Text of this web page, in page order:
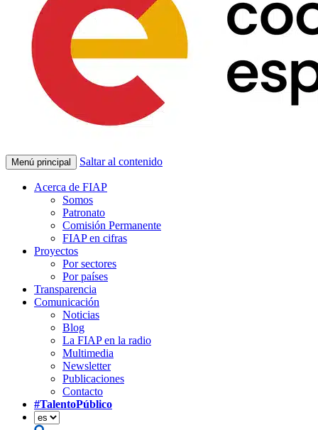
Menú principal Saltar al contenido
Acerca de FIAP
Somos
Patronato
Comisión Permanente
FIAP en cifras
Proyectos
Por sectores
Por países
Transparencia
Comunicación
Noticias
Blog
La FIAP en la radio
Multimedia
Newsletter
Publicaciones
Contacto
#TalentoPúblico